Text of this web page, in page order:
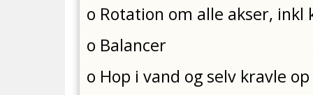
o Rotation om alle akser, inkl
o Balancer
o Hop i vand og selv kravle